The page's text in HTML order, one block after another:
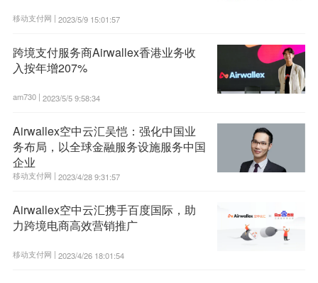
移动支付网 | 2023/5/9 15:01:57
跨境支付服务商Airwallex香港业务收
入按年增207%
am730 | 2023/5/5 9:58:34
Airwallex空中云汇吴恺：强化中国业
务布局，以全球金融服务设施服务中国
企业
移动支付网 | 2023/4/28 9:31:57
Airwallex空中云汇携手百度国际，助
力跨境电商高效营销推广
移动支付网 | 2023/4/26 18:01:54